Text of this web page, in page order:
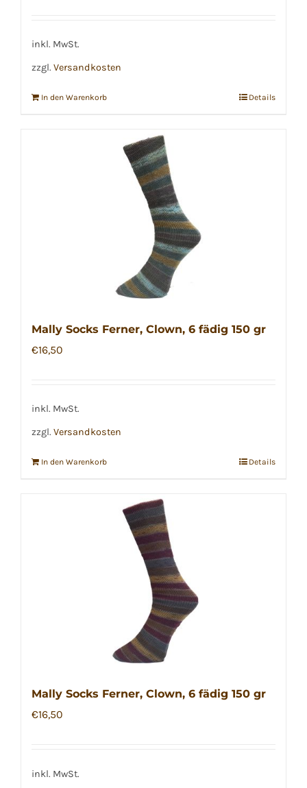
inkl. MwSt.
zzgl. Versandkosten
In den Warenkorb Details
Mally Socks Ferner, Clown, 6 fädig 150 gr
€16,50
inkl. MwSt.
zzgl. Versandkosten
In den Warenkorb Details
Mally Socks Ferner, Clown, 6 fädig 150 gr
€16,50
inkl. MwSt.